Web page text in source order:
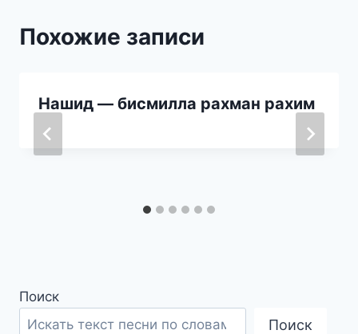
Похожие записи
Нашид — бисмилла рахман рахим
Поиск
Поиск